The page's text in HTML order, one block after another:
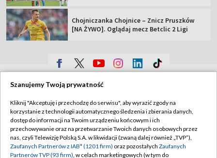
Chojniczanka Chojnice – Znicz Pruszków
[NA ŻYWO]. Oglądaj mecz Betclic 2 Ligi
Sklep TVP
Biuro Reklamy
Oferta Handlowa
Polityka prywatności
Moje zgody
Biuro reklamy
Szanujemy Twoją prywatność
Kliknij "Akceptuję i przechodzę do serwisu", aby wyrazić zgody na
korzystanie z technologii automatycznego śledzenia i zbierania danych,
dostęp do informacji na Twoim urządzeniu końcowym i ich
przechowywanie oraz na przetwarzanie Twoich danych osobowych przez
nas, czyli Telewizję Polską S.A. w likwidacji (zwaną dalej również „TVP”),
Zaufanych Partnerów z IAB* (1201 firm) oraz pozostałych Zaufanych
Partnerów TVP (93 firm), w celach marketingowych (w tym do